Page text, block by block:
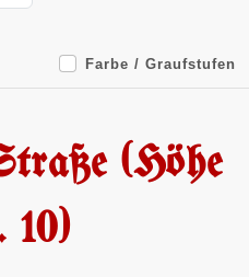
Farbe / Graufstufen
(Höhe